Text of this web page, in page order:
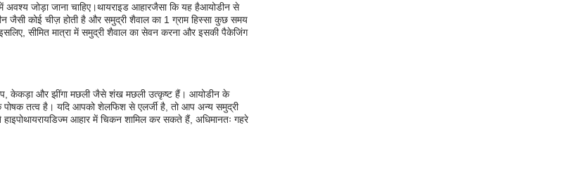
जोड़ा जाना चाहिए।थायराइड आहारजैसा कि यह हैआयोडीन से
जैसी कोई चीज़ होती है और समुद्री शैवाल का 1 ग्राम हिस्सा कुछ समय
सीमित मात्रा में समुद्री शैवाल का सेवन करना और इसकी पैकेजिंग
केकड़ा और झींगा मछली जैसे शंख मछली उत्कृष्ट हैं। आयोडीन के
तत्व है। यदि आपको शेलफिश से एलर्जी है, तो आप अन्य समुद्री
आहार में चिकन शामिल कर सकते हैं, अधिमानतः गहरे